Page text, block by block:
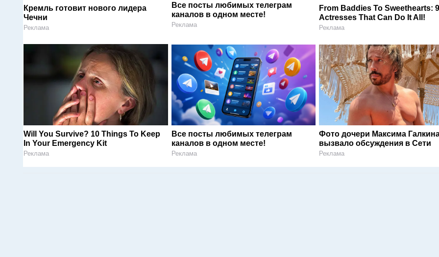
Кремль готовит нового лидера
Чечни
Реклама
Все посты любимых телеграм
каналов в одном месте!
Реклама
From Baddies To Sweethearts:
Actresses That Can Do It All!
Реклама
Will You Survive? 10 Things To Keep
In Your Emergency Kit
Реклама
Все посты любимых телеграм
каналов в одном месте!
Реклама
Фото дочери Максима
вызвало обсуждения в Сети
Реклама